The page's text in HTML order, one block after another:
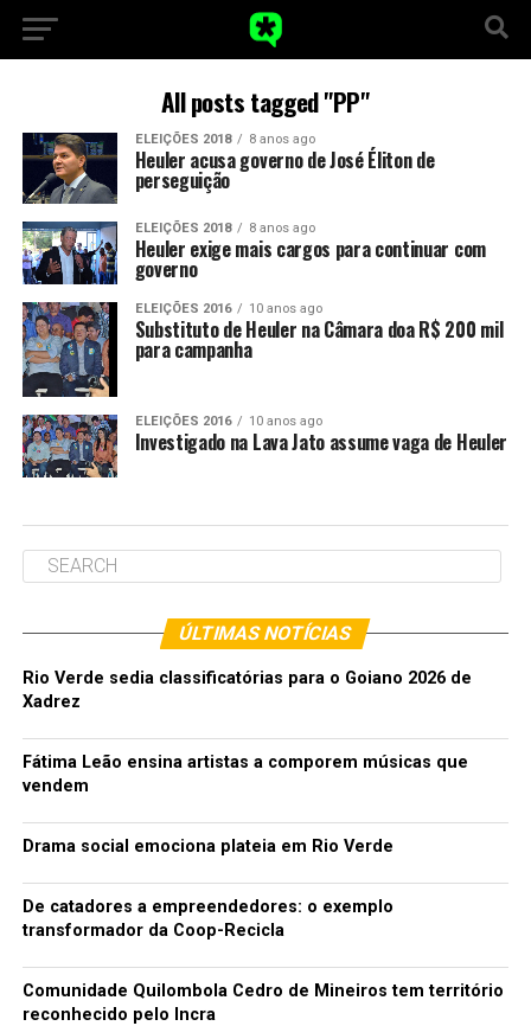
All posts tagged "PP"
ELEIÇÕES 2018 8 anos ago
Heuler acusa governo de José Éliton de
perseguição
ELEIÇÕES 2018 8 anos ago
Heuler exige mais cargos para continuar com
governo
ELEIÇÕES 2016 10 anos ago
Substituto de Heuler na Câmara doa R$ 200 mil
para campanha
ELEIÇÕES 2016 10 anos ago
Investigado na Lava Jato assume vaga de Heuler
ÚLTIMAS NOTÍCIAS
Rio Verde sedia classificatórias para o Goiano 2026 de
Xadrez
Fátima Leão ensina artistas a comporem músicas que
vendem
Drama social emociona plateia em Rio Verde
De catadores a empreendedores: o exemplo
transformador da Coop-Recicla
Comunidade Quilombola Cedro de Mineiros tem território
reconhecido pelo Incra